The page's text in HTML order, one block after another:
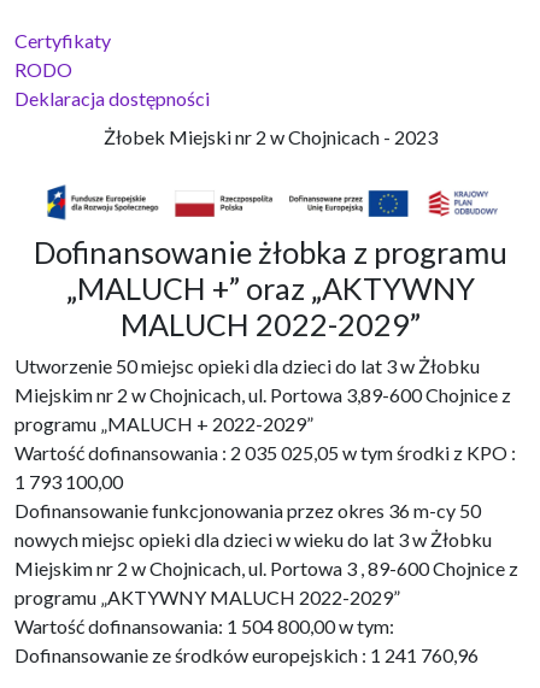
Certyfikaty
RODO
Deklaracja dostępności
Żłobek Miejski nr 2 w Chojnicach - 2023
Dofinansowanie żłobka z programu
„MALUCH +” oraz „AKTYWNY
MALUCH 2022-2029”
Utworzenie 50 miejsc opieki dla dzieci do lat 3 w Żłobku
Miejskim nr 2 w Chojnicach, ul. Portowa 3,89-600 Chojnice z
programu „MALUCH + 2022-2029”
Wartość dofinansowania : 2 035 025,05 w tym środki z KPO :
1 793 100,00
Dofinansowanie funkcjonowania przez okres 36 m-cy 50
nowych miejsc opieki dla dzieci w wieku do lat 3 w Żłobku
Miejskim nr 2 w Chojnicach, ul. Portowa 3 , 89-600 Chojnice z
programu „AKTYWNY MALUCH 2022-2029”
Wartość dofinansowania: 1 504 800,00 w tym:
Dofinansowanie ze środków europejskich : 1 241 760,96